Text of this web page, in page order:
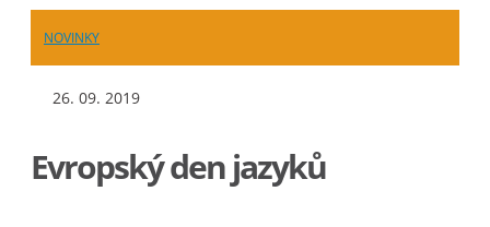
NOVINKY
26. 09. 2019
Evropský den jazyků